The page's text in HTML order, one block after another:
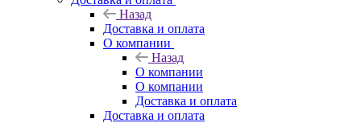
Назад
Доставка и оплата
О компании
Назад
О компании
О компании
Доставка и оплата
Доставка и оплата